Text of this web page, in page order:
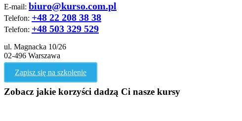
E-mail: biuro@kurso.com.pl
Telefon: +48 22 208 38 38
Telefon: +48 503 329 529
ul. Magnacka 10/26
02-496 Warszawa
Zapisz się na szkolenie
Zobacz jakie korzyści dadzą Ci nasze kursy